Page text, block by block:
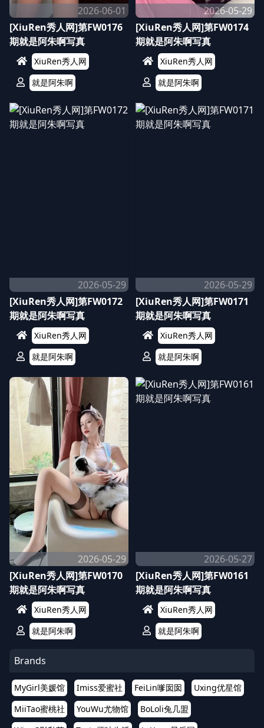
2026-06-01
[XiuRen秀人网]第FW0176
期就是阿朱啊写真
XiuRen秀人网
就是阿朱啊
2026-05-29
[XiuRen秀人网]第FW0174
期就是阿朱啊写真
XiuRen秀人网
就是阿朱啊
2026-05-29
[XiuRen秀人网]第FW0172
期就是阿朱啊写真
XiuRen秀人网
就是阿朱啊
2026-05-29
[XiuRen秀人网]第FW0171
期就是阿朱啊写真
XiuRen秀人网
就是阿朱啊
2026-05-29
[XiuRen秀人网]第FW0170
期就是阿朱啊写真
XiuRen秀人网
就是阿朱啊
2026-05-27
[XiuRen秀人网]第FW0161
期就是阿朱啊写真
XiuRen秀人网
就是阿朱啊
Brands
MyGirl美媛馆 Imiss爱蜜社 FeiLin嗲囡囡
Uxing优星馆
MiiTao蜜桃社
YouWu尤物馆
BoLoli兔几盟